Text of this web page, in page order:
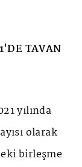
TAVAN
yılında
olarak
birleşme